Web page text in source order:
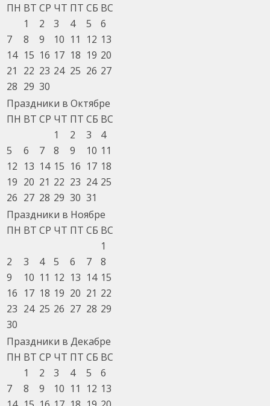
ПН ВТ СР ЧТ ПТ СБ ВС
1
2 3 4 5
6
7
8 9 10 11 12 13
14 15 16 17 18 19 20
21
22 23 24 25 26 27
28 29 30
Праздники в Октябре
ПН ВТ СР ЧТ ПТ СБ ВС
1
2 3
4
5
6 7 8 9 10 11
12 13 14 15 16 17 18
19 20 21 22 23 24 25
26 27 28 29 30 31
Праздники в Ноябре
ПН ВТ СР ЧТ ПТ СБ ВС
1
2
3 4 5 6 7
8
9
10 11 12 13 14 15
16 17 18 19 20 21 22
23 24 25 26 27 28 29
30
Праздники в Декабре
ПН ВТ СР ЧТ ПТ СБ ВС
1
2 3 4 5
6
7
8 9 10 11 12 13